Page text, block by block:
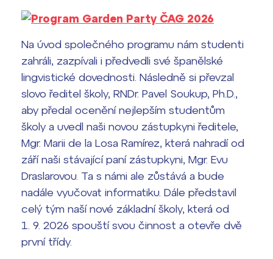
Maturitní témata
Pomoc! Mám problém!
Harmonogram školního roku
Termíny maturit
Na úvod společného programu nám studenti
zahráli, zazpívali i předvedli své španělské
lingvistické dovednosti. Následně si převzal
slovo ředitel školy, RNDr. Pavel Soukup, Ph.D.,
aby předal ocenění nejlepším studentům
školy a uvedl naši novou zástupkyni ředitele,
Mgr. Marii de la Losa Ramírez, která nahradí od
září naši stávající paní zástupkyni, Mgr. Evu
Draslarovou. Ta s námi ale zůstává a bude
nadále vyučovat informatiku. Dále představil
celý tým naší nové základní školy, která od
1. 9. 2026 spouští svou činnost a otevře dvě
první třídy.